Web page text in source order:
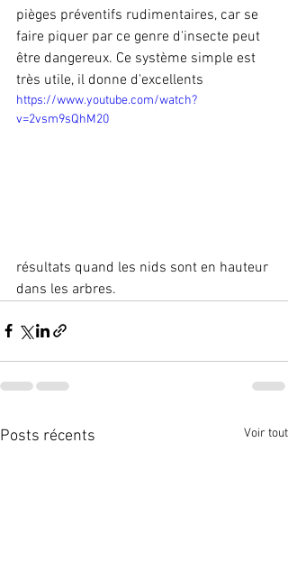
pièges préventifs rudimentaires, car se
faire piquer par ce genre d'insecte peut
être dangereux. Ce système simple est
très utile, il donne d'excellents
https://www.youtube.com/watch?
v=2vsm9sQhM20
résultats quand les nids sont en hauteur
dans les arbres.
Posts récents Voir tout